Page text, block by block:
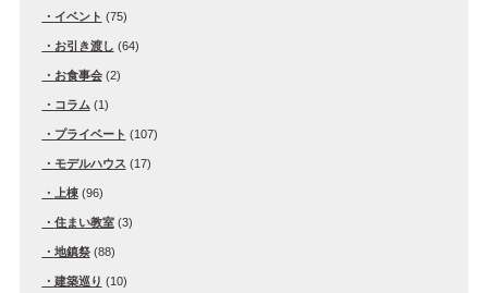
イベント (75)
お引き渡し (64)
お食事会(2)
コラム(1)
プライベート (107)
モデルハウス (17)
上棟(96)
住まい教室(3)
地鎮祭(88)
建築巡り (10)